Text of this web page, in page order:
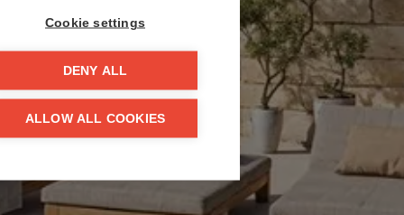
Cookie settings
DENY ALL
ALLOW ALL COOKIES